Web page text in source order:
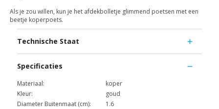
Als je zou willen, kun je het afdekbolletje glimmend poetsen met een
beetje koperpoets.
Technische Staat
Specificaties
Materiaal:
koper
Kleur:
goud
Diameter Buitenmaat (cm):
1.6